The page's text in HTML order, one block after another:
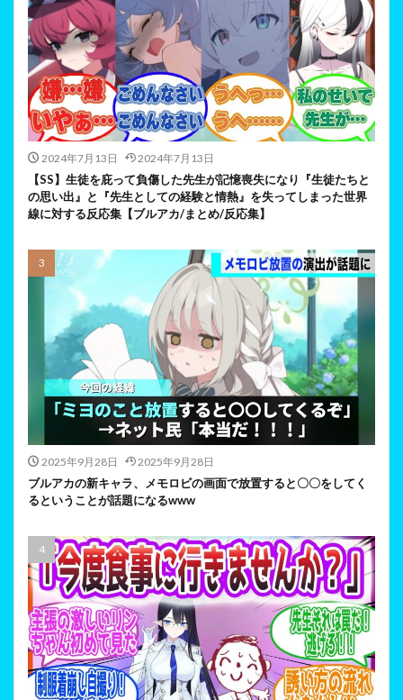
2024年7月13日 2024年7月13日
【SS】生徒を庇って負傷した先生が記憶喪失になり『生徒たちと
の思い出』と『先生としての経験と情熱』を失ってしまった世界
線に対する反応集【ブルアカ/まとめ/反応集】
2025年9月28日 2025年9月28日
ブルアカの新キャラ、メモロビの画面で放置すると〇〇をしてく
るということが話題になるwww